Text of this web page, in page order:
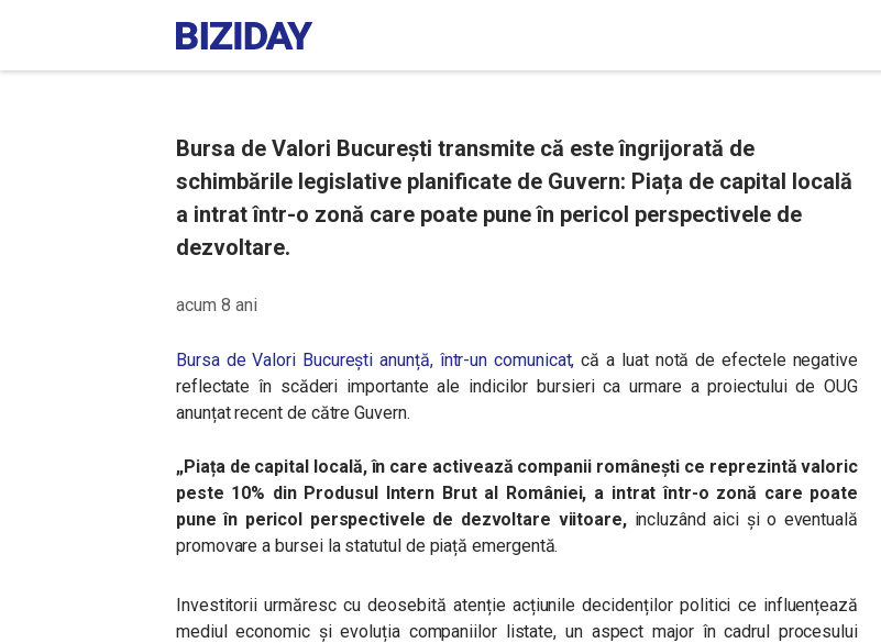
Bursa de Valori București transmite că este îngrijorată de
schimbările legislative planificate de Guvern: Piața de capital locală
a intrat într-o zonă care poate pune în pericol perspectivele de
dezvoltare.
acum 8 ani
Bursa de Valori București anunță, într-un comunicat, că a luat notă de efectele negative
reflectate în scăderi importante ale indicilor bursieri ca urmare a proiectului de OUG
anunțat recent de către Guvern.
„Piața de capital locală, în care activează companii românești ce reprezintă valoric
peste 10% din Produsul Intern Brut al României, a intrat într-o zonă care poate
pune în pericol perspectivele de dezvoltare viitoare, incluzând aici și o eventuală
promovare a bursei la statutul de piață emergentă.
Investitoriiurmăresc cu deosebită atenție acțiunile decidenților politici ce influențează
mediul economic și evoluția companiilor listate, un aspect major în cadrul procesului